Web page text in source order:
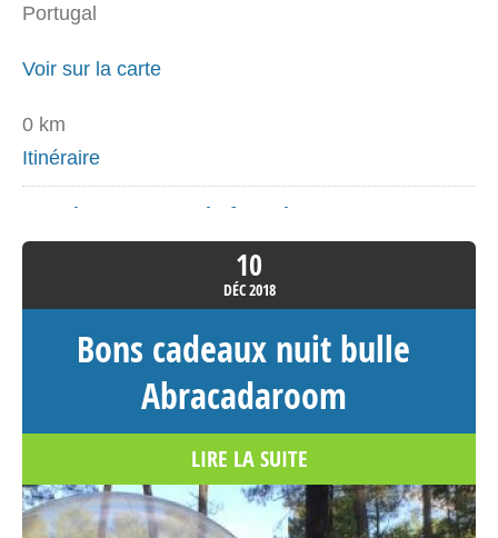
Portugal
Voir sur la carte
0 km
Itinéraire
La cabane test prod of – Cabane
dans les arbres Écosse
24 rue du père fourasse
Marie dofl
Écosse>Clackmannanshire 872634
Voir sur la carte
0 km
Itinéraire
10
DÉC2018
Bons cadeaux nuit bulle
Abracadaroom
LIRE LA SUITE